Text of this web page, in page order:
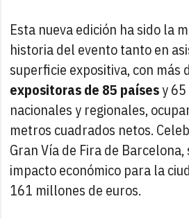
Esta nueva edición ha sido la
historia del evento tanto en
superficie expositiva, con más
expositoras de 85 paísesy
nacionales y regionales,
metros cuadrados netos.
Gran Vía de Fira de
impacto económico para la
161 millones de euros.